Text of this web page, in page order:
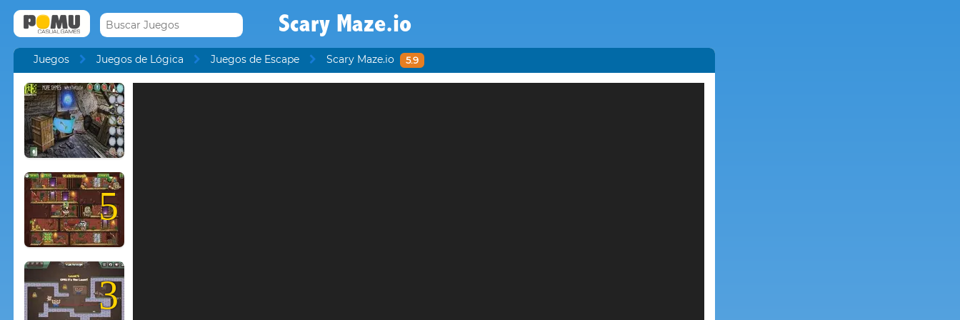
Scary Maze.io
Juegos Juegos de Lógica Juegos de Escape Scary Maze.io 5.9
5
3